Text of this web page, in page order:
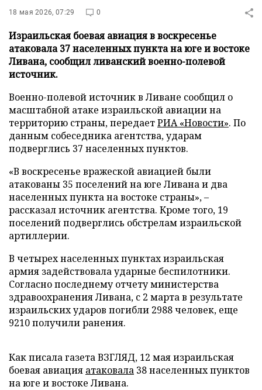
18 мая 2026, 07:29 0
Израильская боевая авиация в воскресенье
атаковала 37 населенных пункта на юге и востоке
Ливана, сообщил ливанский военно-полевой
источник.
Военно-полевой источник в Ливане сообщил о
масштабной атаке израильской авиации на
территорию страны, передаетРИА «Новости». По
данным собеседника агентства, ударам
подверглись 37 населенных пунктов.
«В воскресенье вражеской авиацией были
атакованы 35 поселений на юге Ливана и два
населенных пункта на востоке страны», –
рассказал источник агентства. Кроме того, 19
поселений подверглись обстрелам израильской
артиллерии.
В четырех населенных пунктах израильская
армия задействовала ударные беспилотники.
Согласно последнему отчету министерства
здравоохранения Ливана, с 2 марта в результате
израильских ударов погибли 2988 человек, еще
9210 получили ранения.
Как писала газета ВЗГЛЯД, 12 мая израильская
боевая авиация атаковала 38 населенных пунктов
на юге и востоке Ливана.